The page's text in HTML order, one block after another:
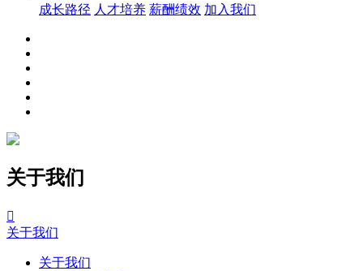
成长路径 人才培养 薪酬绩效 加入我们
关于我们

关于我们
关于我们